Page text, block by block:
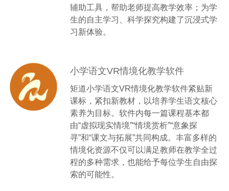
辅助工具，帮助老师提高教学效率；为学
生的自主学习、科学探究构建了沉浸式学
习新体验。
小学语文VR情境化教学软件
矩道小学语文VR情境化教学软件紧贴新
课标，紧扣新教材，以培养学生语文核心
素养为目标。软件内每一篇课程基本都
由“虚拟现实情境”“情境赏析”“意象探
寻”和“课文与拓展”共同构成。丰富多样的
情境化资源不仅可以满足教师在教学全过
程的多种需求，也能给予每位学生自由探
索的可能性。